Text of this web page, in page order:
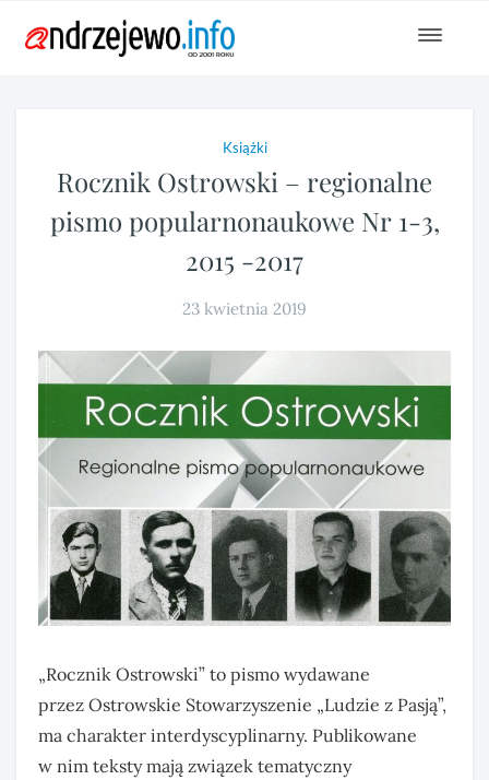
Toggle
Książki
Rocznik Ostrowski – regionalne
pismo popularnonaukowe Nr 1-3,
2015 -2017
23 kwietnia 2019
„Rocznik Ostrowski” to pismo wydawane
przez Ostrowskie Stowarzyszenie „Ludzie z Pasją”,
ma charakter interdyscyplinarny. Publikowane
w nim teksty mają związek tematyczny